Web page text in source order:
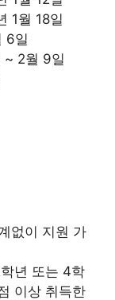
1월 18일
6일
~ 2월 9일
없이 지원 가
년 또는 4학
이상 취득한